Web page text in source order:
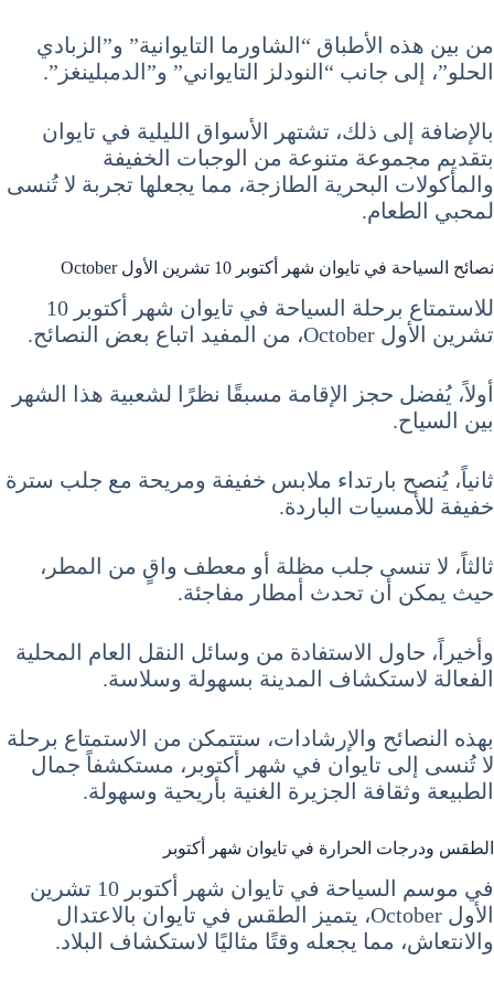
من بين هذه الأطباق “الشاورما التايوانية” و”الزبادي
الحلو”، إلى جانب “النودلز التايواني” و”الدمبلينغز”.
بالإضافة إلى ذلك، تشتهر الأسواق الليلية في تايوان
بتقديم مجموعة متنوعة من الوجبات الخفيفة
والمأكولات البحرية الطازجة، مما يجعلها تجربة لا تُنسى
لمحبي الطعام.
نصائح السياحة في تايوان شهر أكتوبر 10 تشرين الأول October
للاستمتاع برحلة السياحة في تايوان شهر أكتوبر 10
تشرين الأول October، من المفيد اتباع بعض النصائح.
أولاً، يُفضل حجز الإقامة مسبقًا نظرًا لشعبية هذا الشهر
بين السياح.
ثانياً، يُنصح بارتداء ملابس خفيفة ومريحة مع جلب سترة
خفيفة للأمسيات الباردة.
ثالثاً، لا تنسى جلب مظلة أو معطف واقٍ من المطر،
حيث يمكن أن تحدث أمطار مفاجئة.
وأخيراً، حاول الاستفادة من وسائل النقل العام المحلية
الفعالة لاستكشاف المدينة بسهولة وسلاسة.
بهذه النصائح والإرشادات، ستتمكن من الاستمتاع برحلة
لا تُنسى إلى تايوان في شهر أكتوبر، مستكشفاً جمال
الطبيعة وثقافة الجزيرة الغنية بأريحية وسهولة.
الطقس ودرجات الحرارة في تايوان شهر أكتوبر
في موسم السياحة في تايوان شهر أكتوبر 10 تشرين
الأول October، يتميز الطقس في تايوان بالاعتدال
والانتعاش، مما يجعله وقتًا مثاليًا لاستكشاف البلاد.